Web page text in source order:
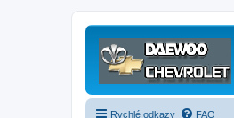
Rychlé odkazy FAQ